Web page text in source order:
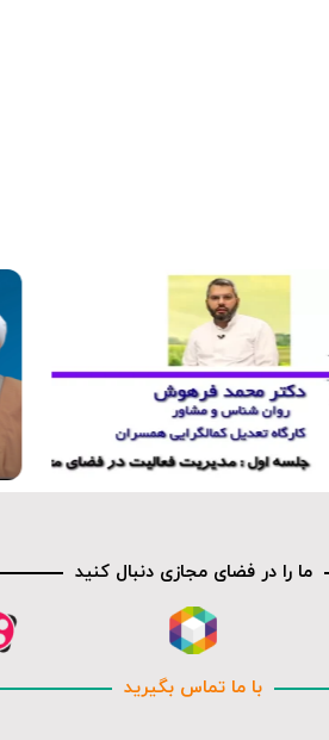
کلیپ
ما را در فضای مجازی دنبال کنید
با ما تماس بگیرید